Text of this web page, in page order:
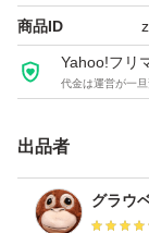
商品ID
Yahoo!フリ
代金は運営が一
出品者
グラウ